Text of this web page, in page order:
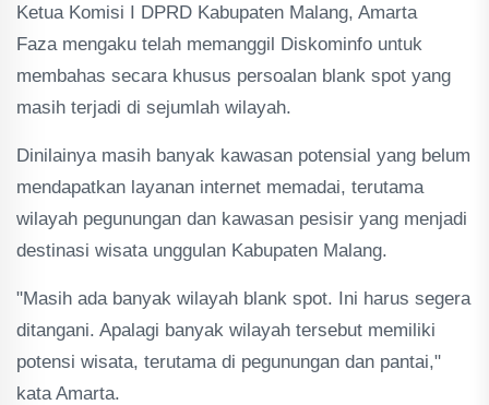
Ketua Komisi I DPRD Kabupaten Malang, Amarta
Faza mengaku telah memanggil Diskominfo untuk
membahas secara khusus persoalan blank spot yang
masih terjadi di sejumlah wilayah.
Dinilainya masih banyak kawasan potensial yang belum
mendapatkan layanan internet memadai, terutama
wilayah pegunungan dan kawasan pesisir yang menjadi
destinasi wisata unggulan Kabupaten Malang.
"Masih ada banyak wilayah blank spot. Ini harus segera
ditangani. Apalagi banyak wilayah tersebut memiliki
potensi wisata, terutama di pegunungan dan pantai,"
kata Amarta.